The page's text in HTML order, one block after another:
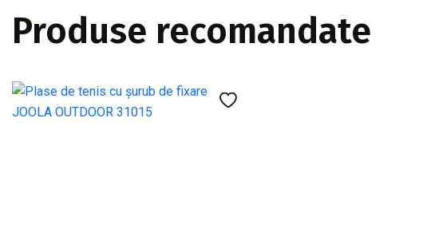
Produse recomandate